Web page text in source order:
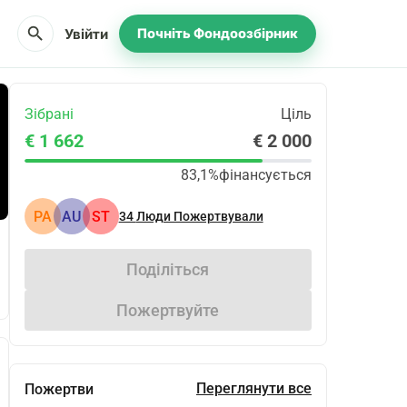
search Увійти Почніть Фондоозбірник
Зібрані Ціль
€ 1 662 € 2 000
83,1%фінансується
PA AU ST 34Люди Пожертвували
Поділіться
Пожертвуйте
Пожертви Переглянути все